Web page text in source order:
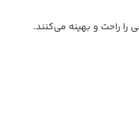
را راحت و بهینه می‌کنند.